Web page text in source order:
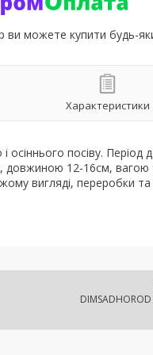
ви можете купити будь-
Характеристики
посіву. Період
довжиною 12-16см,
вигляді, переробки та